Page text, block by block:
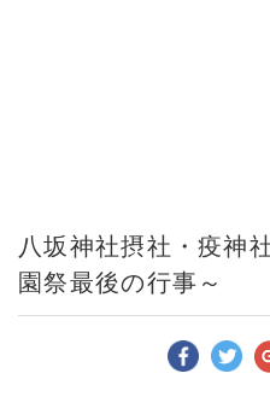
八坂神社摂社・疫神
園祭最後の行事～